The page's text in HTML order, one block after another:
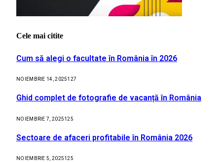
Cele mai citite
Cum să alegi o facultate în România în 2026
NOIEMBRIE 14, 2025127
Ghid complet de fotografie de vacanță în România
NOIEMBRIE 7, 2025125
Sectoare de afaceri profitabile în România 2026
NOIEMBRIE 5, 2025125